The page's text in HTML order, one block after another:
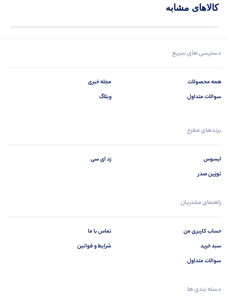
کالاهای مشابه
دسترسی های سریع
همه محصولات
سوالات متداول
مجله خبری
وبلاگ
برندهای مطرح
ایسوس
توزین صدر
زد ای سی
راهنمای مشتریان
حساب کاربری من
سبد خرید
سوالات متداول
تماس با ما
شرایط و قوانین
دسته بندی ها